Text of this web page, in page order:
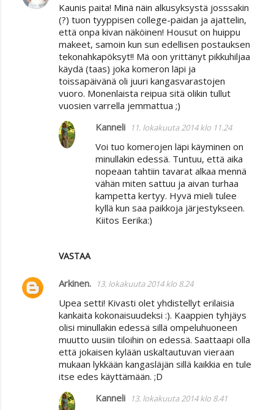
Kaunis paita! Minä näin alkusyksystä josssakin
(?) tuon tyyppisen college-paidan ja ajattelin,
että onpa kivan näköinen! Housut on huippu
makeet, samoin kun sun edellisen postauksen
tekonahkapöksyt!! Mä oon yrittänyt pikkuhiljaa
käydä (taas) joka komeron läpi ja
toissapäivänä oli juuri kangasvarastojen
vuoro. Monenlaista reipua sitä olikin tullut
vuosien varrella jemmattua ;)
VASTAA
Kanneli 11. lokakuuta 2014 klo 11.24
Voi tuo komerojen läpi käyminen on
minullakin edessä. Tuntuu, että aika
nopeaan tahtiin tavarat alkaa mennä
vähän miten sattuu ja aivan turhaa
kampetta kertyy. Hyvä mieli tulee
kyllä kun saa paikkoja järjestykseen.
Kiitos Eerika:)
Arkinen. 13. lokakuuta 2014 klo 8.24
Upea setti! Kivasti olet yhdistellyt erilaisia
kankaita kokonaisuudeksi :). Kaappien tyhjäys
olisi minullakin edessä sillä ompeluhuoneen
muutto uusiin tiloihin on edessä. Saattaapi olla
että jokaisen kylään uskaltautuvan vieraan
mukaan lykkään kangasläjän sillä kaikkia en tule
itse edes käyttämään. ;D
Kanneli 13. lokakuuta 2014 klo 8.41